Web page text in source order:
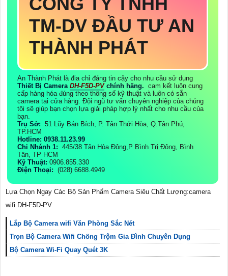
TM-DV ĐẦU TƯ AN
THÀNH PHÁT
An Thành Phát là địa chỉ đáng tin cậy cho nhu cầu sử dụng
Thiết Bị Camera DH-F5D-PVchính hãng. cam kết luôn cung
cấp hàng hóa đúng theo thông số kỹ thuật và luôn có sẵn
camera tại cửa hàng. Đội ngũ tư vấn chuyên nghiệp của chúng
tôi sẽ giúp bạn chọn lựa giải pháp hợp lý nhất cho nhu cầu của
bạn.
Trụ Sở: 51 Lũy Bán Bích, P. Tân Thới Hòa, Q.Tân Phú,
TP.HCM
Hotline: 0938.11.23.99
Chi Nhánh 1: 445/38 Tân Hòa Đông,P Bình Trị Đông, Bình
Tân, TP HCM
Kỹ Thuật: 0906.855.330
Điện Thoại: (028) 6688.4949
Lựa Chọn Ngay Các Bộ Sản Phẩm Camera Siêu Chất Lượng:camera
wifi DH-F5D-PV
Lắp Bộ Camera wifi Văn Phòng Sắc Nét
Trọn Bộ Camera Wifi Chống Trộm Gia Đình Chuyên Dụng
Bộ Camera Wi-Fi Quay Quét 3K